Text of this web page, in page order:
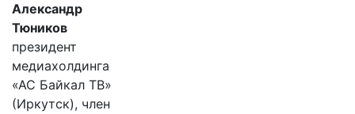
Александр
Тюников
президент
медиахолдинга
«АС Байкал ТВ»
(Иркутск), член